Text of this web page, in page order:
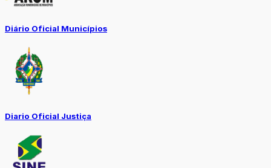
Diário Oficial Municípios
Diario Oficial Justiça